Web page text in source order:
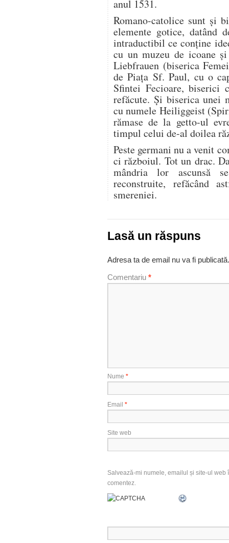
anul 1531.
Romano-catolice sunt și
elemente gotice, datând
intraductibil ce conține
cu un muzeu de icoane
Liebfrauen (biserica
de Piața Sf. Paul, cu o
Sfintei Fecioare, biserici
refăcute. Și biserica unei
cu numele Heiliggeist
rămase de la getto-ul
timpul celui de-al doilea
Peste germani nu a venit
ci războiul. Tot un drac.
mândria lor ascunsă
reconstruite, refăcând
smereniei.
Lasă un răspuns
Adresa ta de email nu va fi publicată.
Comentariu *
Nume *
Email *
Site web
Salvează-mi numele, emailul și site-ul
comentez.